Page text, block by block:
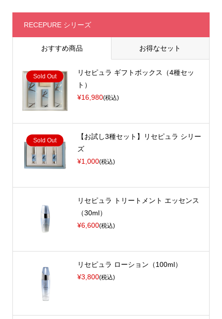
RECEPURE シリーズ
おすすめ商品 お得なセット
Sold Out
リセピュラ ギフトボックス（4種セッ
ト）
¥16,980(税込)
Sold Out
【お試し3種セット】リセピュラ シリー
ズ
¥1,000(税込)
リセピュラ トリートメント エッセンス
（30ml）
¥6,600(税込)
リセピュラ ローション（100ml）
¥3,800(税込)